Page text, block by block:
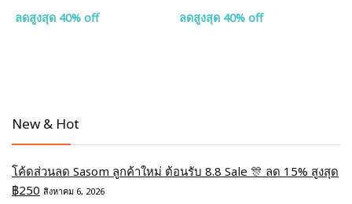
ลดสูงสุด 40% off ลดสูงสุด 40% off
New & Hot
โค้ดส่วนลด Sasom ลูกค้าใหม่ ต้อนรับ 8.8 Sale 🎊 ลด 15% สูงสุด
฿250 สิงหาคม 6, 2026